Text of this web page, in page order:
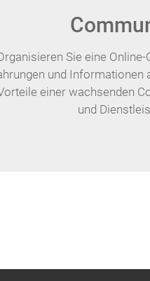
Sie eine
und Informationen
einer wachsenden
und